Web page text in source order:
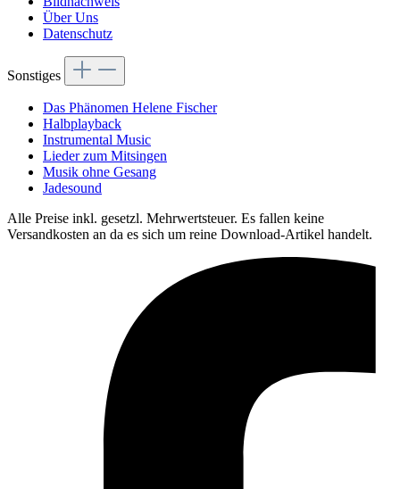
Über Uns
Datenschutz
Sonstiges
Das Phänomen Helene Fischer
Halbplayback
Instrumental Music
Lieder zum Mitsingen
Musik ohne Gesang
Jadesound
Alle Preise inkl. gesetzl. Mehrwertsteuer. Es fallen keine
Versandkosten an da es sich um reine Download-Artikel handelt.